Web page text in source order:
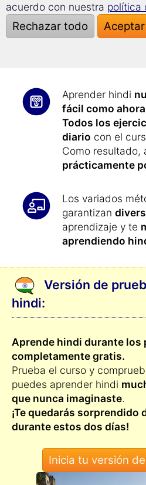
Con la
Aprender hindi
fácil como ahora
Todos los
diario con el
Como resultado,
prácticamente
Los variados
garantizan
aprendizaje y te
aprendiendo
Versión de
hindi:
Aprende hindi durante los
completamente gratis.
Prueba el curso y
puedes aprender hindi
que nunca imaginaste.
¡Te quedarás sorprendido
durante estos dos días!
acuerdo con nuestra política
Rechazar todo